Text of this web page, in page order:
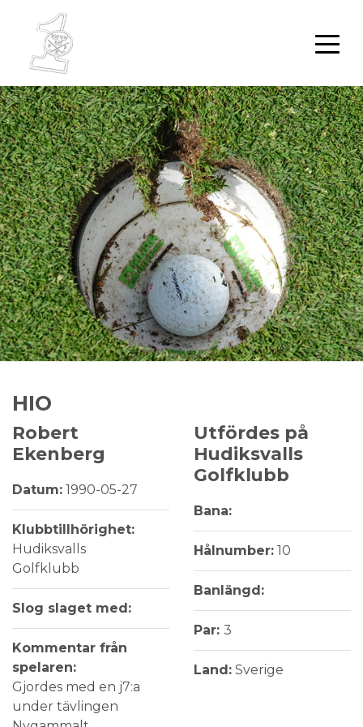
HIO
Robert
Ekenberg
Datum: 1990-05-27
Klubbtillhörighet:
Hudiksvalls
Golfklubb
Slog slaget med:
Kommentar från
spelaren:
Gjordes med en j7:a
under tävlingen
Utfördes på
Hudiksvalls
Golfklubb
Bana:
Hålnumber: 10
Banlängd:
Par: 3
Land: Sverige